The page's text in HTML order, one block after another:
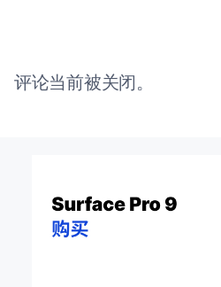
评论当前被关闭。